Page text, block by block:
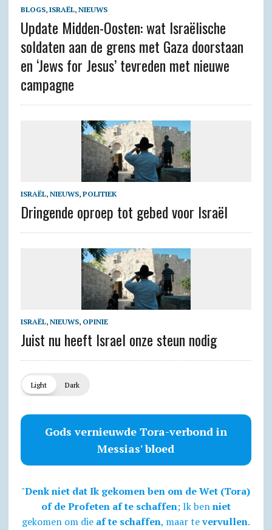
BLOGS, ISRAËL, NIEUWS
Update Midden-Oosten: wat Israëlische
soldaten aan de grens met Gaza doorstaan
en ‘Jews for Jesus’ tevreden met nieuwe
campagne
ISRAËL, NIEUWS, POLITIEK
Dringende oproep tot gebed voor Israël
ISRAËL, NIEUWS, OPINIE
Juist nu heeft Israel onze steun nodig
Light Dark
Gods vernieuwde Tora-verbond in
Messias' bloed
"Denk niet dat Ik gekomen ben om de Wet (Tora)
of de Profeten af te schaffen; Ik benniet
gekomen om die af te schaffen, maar tevervullen.